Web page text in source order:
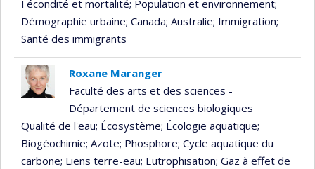
Fécondité et mortalité; Population et environnement;
Démographie urbaine; Canada; Australie; Immigration;
Santé des immigrants
Roxane Maranger
Faculté des arts et des sciences -
Département de sciences biologiques
Qualité de l'eau; Écosystème; Écologie aquatique;
Biogéochimie; Azote; Phosphore; Cycle aquatique du
carbone; Liens terre-eau; Eutrophisation; Gaz à effet de